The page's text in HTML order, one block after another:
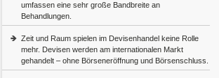
umfassen eine sehr große Bandbreite an
Behandlungen.
Zeit und Raum spielen im Devisenhandel keine Rolle
mehr. Devisen werden am internationalen Markt
gehandelt – ohne Börseneröffnung und Börsenschluss.